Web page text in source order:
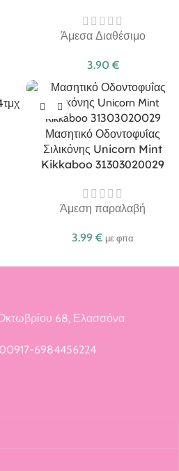
Άμεσα Διαθέσιμο
3.90 €
Μασητικό Οδοντοφυΐας
Σιλικόνης Unicorn Mint
Kikkaboo 31303020029
Άμεση παραλαβή
3.99 € με φπα
68, Ελασσόνα
6984456224